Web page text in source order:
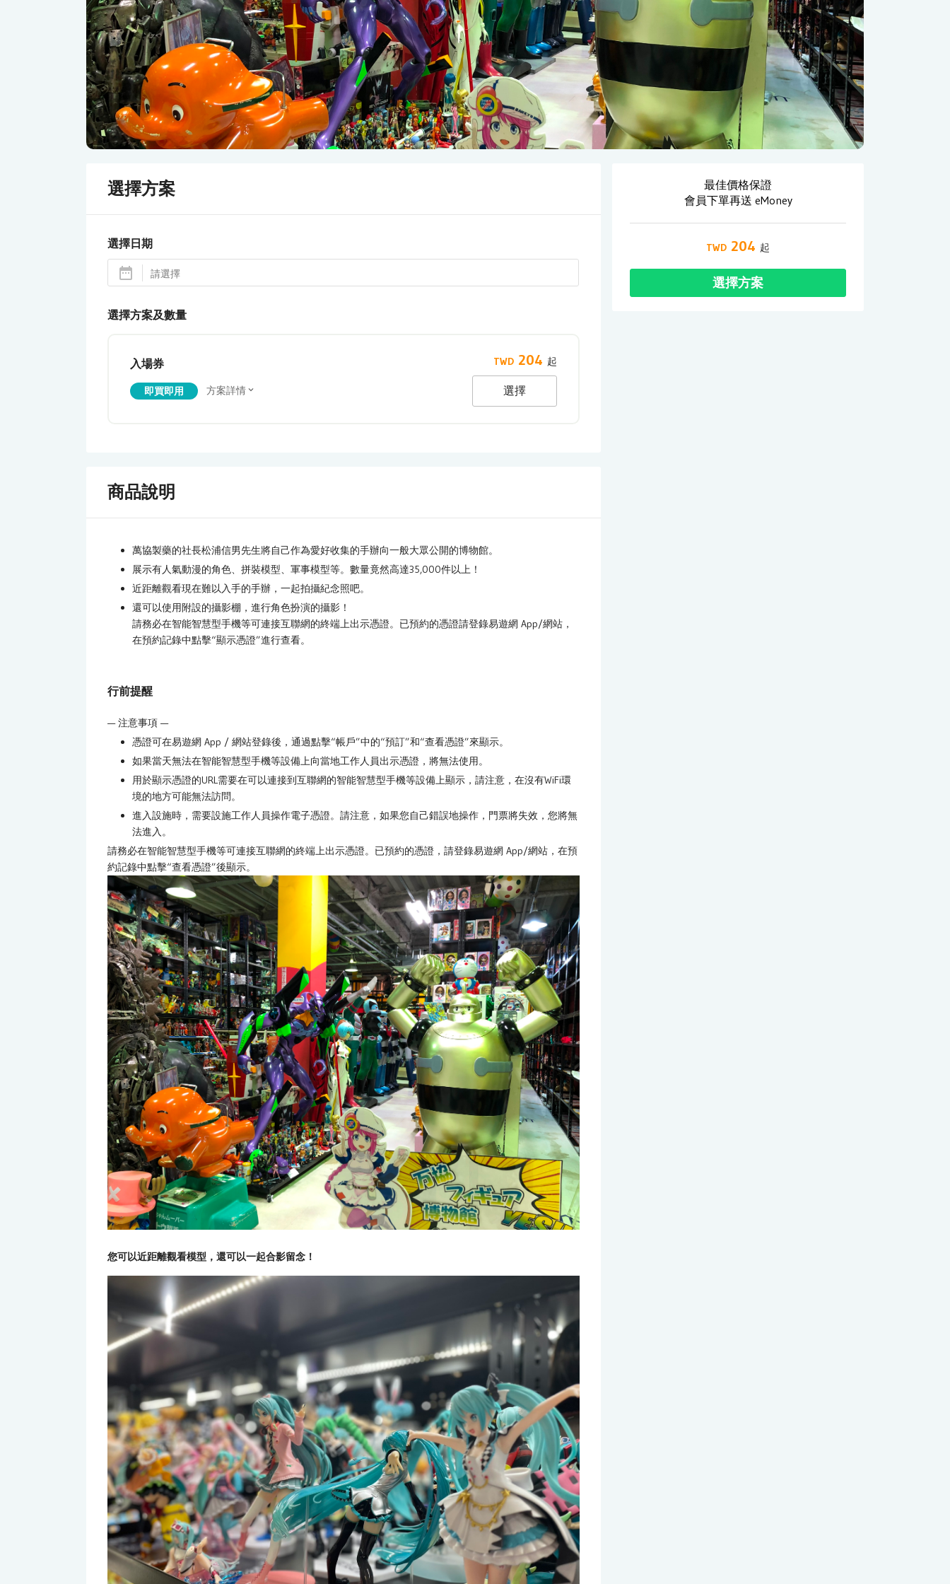
選擇方案
選擇日期
選擇方案及數量
入場券
即買即用 方案詳情
204
選擇
商品說明
萬協製藥的社長松浦信男先生將自己作為愛好收集的手辦向一般大眾公開的博物館。
展示有人氣動漫的角色、拼裝模型、軍事模型等。數量竟然高達35,000件以上！
近距離觀看現在難以入手的手辦，一起拍攝紀念照吧。
還可以使用附設的攝影棚，進行角色扮演的攝影！
請務必在智能智慧型手機等可連接互聯網的終端上出示憑證。已預約的憑證請登錄易遊網 App/網站，
在預約記錄中點擊“顯示憑證”進行查看。
行前提醒
— 注意事項 —
憑證可在易遊網 App / 網站登錄後，通過點擊“帳戶”中的“預訂”和“查看憑證”來顯示。
如果當天無法在智能智慧型手機等設備上向當地工作人員出示憑證，將無法使用。
用於顯示憑證的URL需要在可以連接到互聯網的智能智慧型手機等設備上顯示，請注意，在沒有WiFi環
境的地方可能無法訪問。
進入設施時，需要設施工作人員操作電子憑證。請注意，如果您自己錯誤地操作，門票將失效，您將無
法進入。
請務必在智能智慧型手機等可連接互聯網的終端上出示憑證。已預約的憑證，請登錄易遊網 App/網站，在預
約記錄中點擊“查看憑證”後顯示。
您可以近距離觀看模型，還可以一起合影留念！
最佳價格保證
會員下單再送 eMoney
204
選擇方案